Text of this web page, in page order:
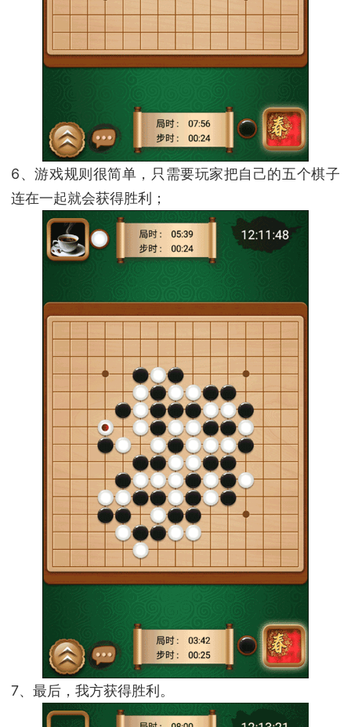
6、游戏规则很简单，只需要玩家把自己的五个棋子
连在一起就会获得胜利；
7、最后，我方获得胜利。